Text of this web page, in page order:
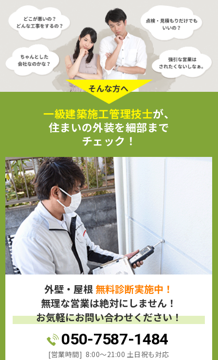
一級建築施工管理技士が、
住まいの外装を細部まで
チェック！
外壁・屋根 無料診断実施中！
無理な営業は絶対にしません！
お気軽にお問い合わせください！
050-7587-1484
[営業時間] 8:00～21:00 土日祝も対応